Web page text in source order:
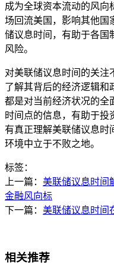
成为全球资本流动的风向
场回流美国，影响其他国
储议息时间，有助于各国
风险。
对美联储议息时间的关注
了解其背后的经济逻辑和
都是对当前经济状况的全
时间点的信息，有助于投
有真正理解美联储议息时
环境中立于不败之地。
标签：
上一篇： 美联储议息时间
金融风向标
下一篇： 美联储议息时间
相关推荐